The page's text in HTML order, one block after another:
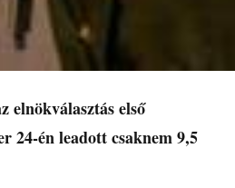
elnökválasztás első
24-én leadott csaknem 9,5